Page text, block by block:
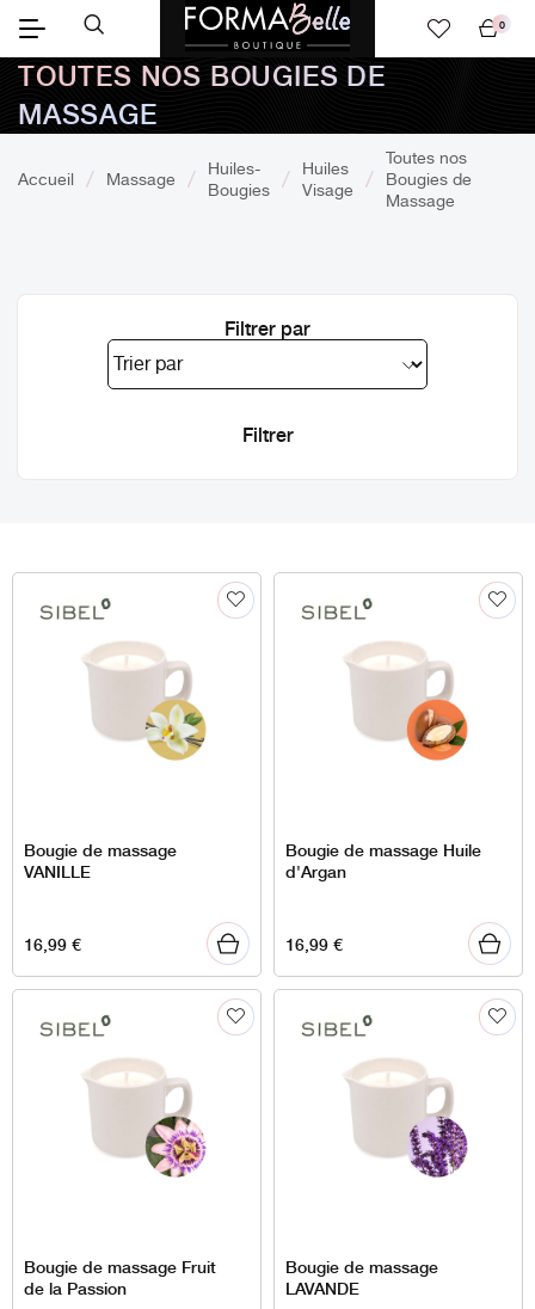
panier
0
TOUTES NOS BOUGIES DE
MASSAGE
Accueil Massage
Huiles-
Bougies
Huiles
Visage
Toutes nos
Bougies de
Massage
Filtrer par
Bougie de massage
VANILLE
16,99€
Bougie de massage Huile
d'Argan
16,99€
Bougie de massage Fruit
de la Passion
Bougie de massage
LAVANDE